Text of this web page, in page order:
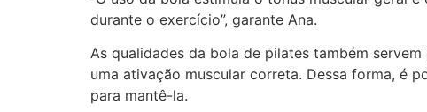
durante o exercício”, garante Ana.
As qualidades da bola de pilates também
uma ativação muscular correta. Dessa forma, é
para mantê-la.